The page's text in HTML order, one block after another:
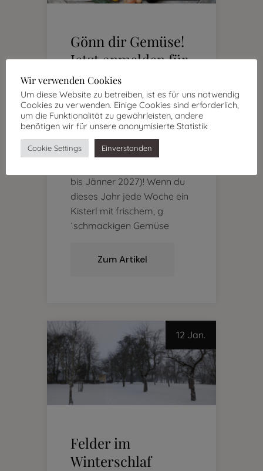
Gönn dir Gemüse!
Jetzt anmelden für
unser
Gemüsekisterl
2026
Wir haben noch ein paar
Plätze frei für diese
bis Jänner 2027)! Wenn du
dieses Jahr jede Woche ein
Kisterl mit frischem, g
´schmackigen Gemüse
Zum Artikel
12 Jan.
Felder im
Winterschlaf
Wir verwenden Cookies
Um diese Website zu betreiben, ist es für uns notwendig
Cookies zu verwenden. Einige Cookies sind erforderlich,
um die Funktionalität zu gewährleisten, andere
benötigen wir für unsere anonymisierte Statistik
Cookie Settings Einverstanden